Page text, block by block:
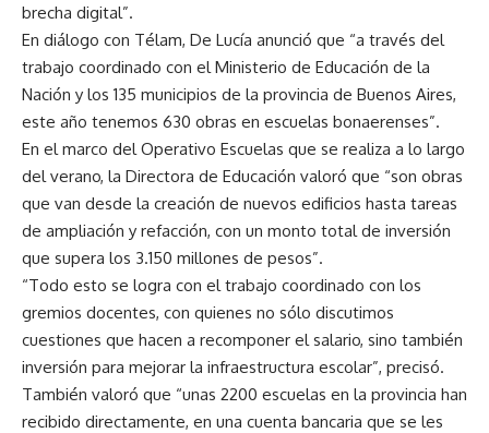
brecha digital”.
En diálogo con Télam, De Lucía anunció que “a través del
trabajo coordinado con el Ministerio de Educación de la
Nación y los 135 municipios de la provincia de Buenos Aires,
este año tenemos 630 obras en escuelas bonaerenses”.
En el marco del Operativo Escuelas que se realiza a lo largo
del verano, la Directora de Educación valoró que “son obras
que van desde la creación de nuevos edificios hasta tareas
de ampliación y refacción, con un monto total de inversión
que supera los 3.150 millones de pesos”.
“Todo esto se logra con el trabajo coordinado con los
gremios docentes, con quienes no sólo discutimos
cuestiones que hacen a recomponer el salario, sino también
inversión para mejorar la infraestructura escolar”, precisó.
También valoró que “unas 2200 escuelas en la provincia han
recibido directamente, en una cuenta bancaria que se les